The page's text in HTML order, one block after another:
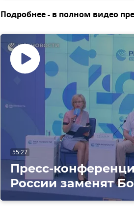
Подробнее - в полном видео
Пресс-
России заменят
55:27